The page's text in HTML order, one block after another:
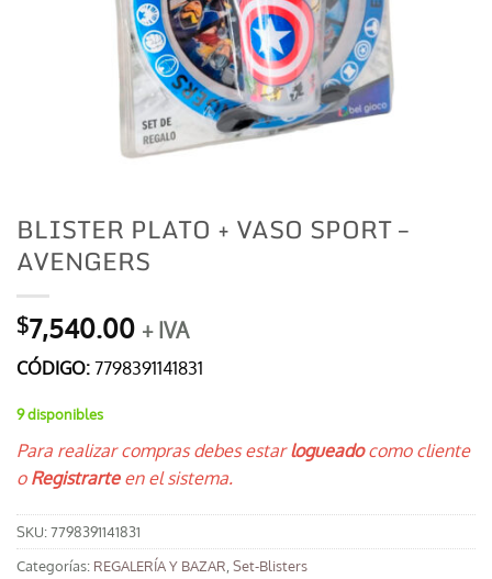
BLISTER PLATO + VASO SPORT –
AVENGERS
$7,540.00 + IVA
CÓDIGO: 7798391141831
9 disponibles
Para realizar compras debes estarlogueadocomo cliente
oRegistrarteen el sistema.
SKU:7798391141831
Categorías: REGALERÍA Y BAZAR,Set-Blisters